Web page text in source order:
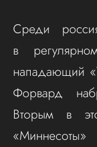
Среди
в
нападающий
Форвард
Вторым в